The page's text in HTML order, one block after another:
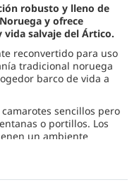
robusto y lleno de
y ofrece
vida salvaje del Ártico.
reconvertido para uso
tradicional noruega
barco de vida a
sencillos pero
o portillos. Los
un ambiente
por encima